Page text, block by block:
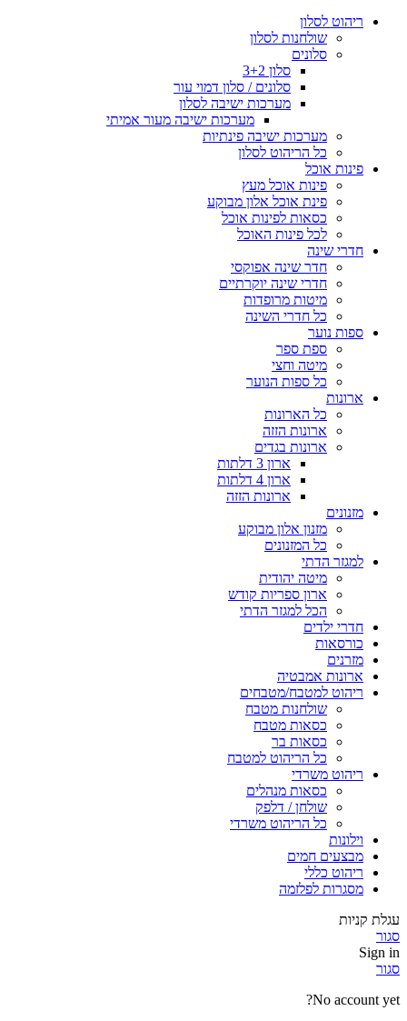
ריהוט לסלון
שולחנות לסלון
סלונים
סלון 3+2
סלונים / סלון דמוי עור
מערכות ישיבה לסלון
מערכות ישיבה מעור אמיתי
מערכות ישיבה פינתיות
כל הריהוט לסלון
פינות אוכל
פינות אוכל מעץ
פינת אוכל אלון מבוקע
כסאות לפינות אוכל
לכל פינות האוכל
חדרי שינה
חדר שינה אפוקסי
חדרי שינה יוקרתיים
מיטות מרופדות
כל חדרי השינה
ספות נוער
ספת ספר
מיטה וחצי
כל ספות הנוער
ארונות
כל הארונות
ארונות הזזה
ארונות בגדים
ארון 3 דלתות
ארון 4 דלתות
ארונות הזזה
מזנונים
מזנון אלון מבוקע
כל המזנונים
למגזר הדתי
מיטה יהודית
ארון ספריות קודש
הכל למגזר הדתי
חדרי ילדים
כורסאות
מזרנים
ארונות אמבטיה
ריהוט למטבח/מטבחים
שולחנות מטבח
כסאות מטבח
כסאות בר
כל הריהוט למטבח
ריהוט משרדי
כסאות מנהלים
שולחן / דלפק
כל הריהוט משרדי
וילונות
מבצעים חמים
ריהוט כללי
מסגרות לפלזמה
עגלת קניות
סגור
Sign in
סגור
No account yet?